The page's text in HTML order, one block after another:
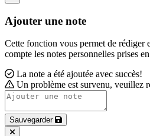
Ajouter une note
Cette fonction vous permet de rédiger
compte les notes personnelles prises
La note a été ajoutée avec succès!
Un problème est survenu, veuillez
Sauvegarder